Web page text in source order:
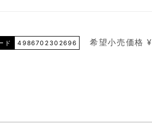
ド 4986702302696 希望小売価格 ¥